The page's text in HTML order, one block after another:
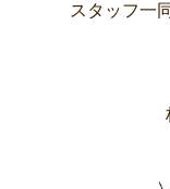
スタッフ一